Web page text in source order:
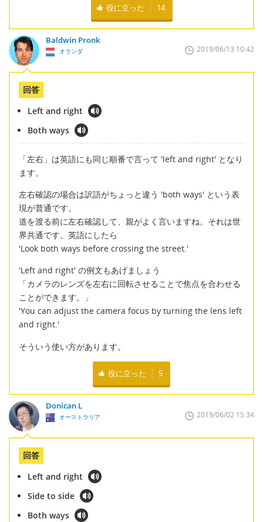
役に立った 14
Baldwin Pronk
オランダ 2019/06/13 10:42
回答
Left and right
Both ways
「左右」は英語にも同じ順番で言って 'left and right' となり
ます。
左右確認の場合は訳語がちょっと違う 'both ways' という表
現が普通です。
道を渡る前に左右確認して、親がよく言いますね。それは世
界共通です。英語にしたら
'Look both ways before crossing the street.'
'Left and right' の例文もあげましょう
「カメラのレンズを左右に回転させることで焦点を合わせる
ことができます。」
'You can adjust the camera focus by turning the lens left
and right.'
そういう使い方があります。
役に立った 5
Donican L
オーストラリア 2019/06/02 15:34
回答
Left and right
Side to side
Both ways